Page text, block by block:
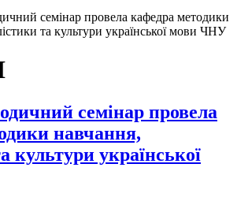
семінар провела кафедра методики
та культури української мови ЧНУ
семінар провела
навчання,
культури української